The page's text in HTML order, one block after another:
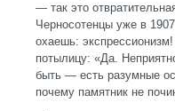
— так это
Черносотенцы уже в
охаешь:
потылицу: «Да.
быть — есть разумные
почему памятник не